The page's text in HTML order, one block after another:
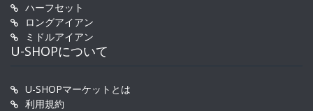
ハーフセット
ロングアイアン
ミドルアイアン
U-SHOPについて
U-SHOPマーケットとは
利用規約